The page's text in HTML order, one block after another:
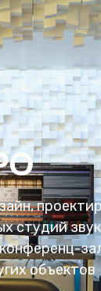
студий
объектов